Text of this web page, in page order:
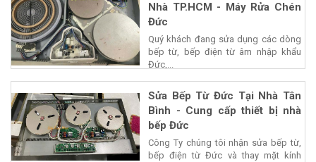
Nhà TP.HCM - Máy Rửa Chén
Đức
Quý khách đang sửa dụng các dòng
bếp từ, bếp điện từ âm nhập khẩu
Đức,...
Sửa Bếp Từ Đức Tại Nhà Tân
Bình - Cung cấp thiết bị nhà
bếp Đức
Công Ty chúng tôi nhận sửa bếp từ,
bếp điện từ Đức và thay mặt kính